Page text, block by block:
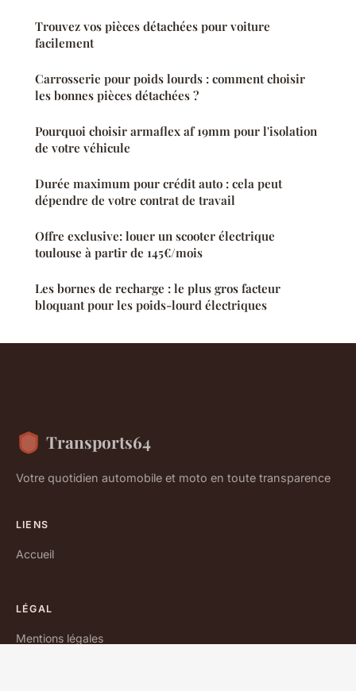
Trouvez vos pièces détachées pour voiture
facilement
Carrosserie pour poids lourds : comment choisir
les bonnes pièces détachées ?
Pourquoi choisir armaflex af 19mm pour l'isolation
de votre véhicule
Durée maximum pour crédit auto : cela peut
dépendre de votre contrat de travail
Offre exclusive: louer un scooter électrique
toulouse à partir de 145€/mois
Les bornes de recharge : le plus gros facteur
bloquant pour les poids-lourd électriques
Transports64
Votre quotidien automobile et moto en toute transparence
LIENS
Accueil
LÉGAL
Mentions légales